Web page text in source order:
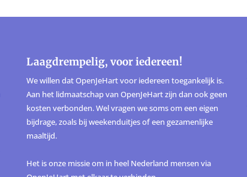
Laagdrempelig, voor iedereen!
We willen dat OpenJeHart voor iedereen toegankelijk is.
Aan het lidmaatschap van OpenJeHart zijn dan ook geen
kosten verbonden. Wel vragen we soms om een eigen
bijdrage, zoals bij weekenduitjes of een gezamenlijke
maaltijd.
Het is onze missie om in heel Nederland mensen via